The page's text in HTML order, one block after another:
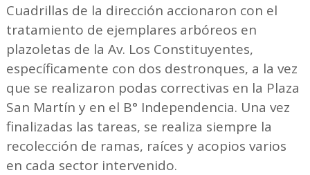
Cuadrillas de la dirección accionaron con el
tratamiento de ejemplares arbóreos en
plazoletas de la Av. Los Constituyentes,
específicamente con dos destronques, a la vez
que se realizaron podas correctivas en la Plaza
San Martín y en el B° Independencia. Una vez
finalizadas las tareas, se realiza siempre la
recolección de ramas, raíces y acopios varios
en cada sector intervenido.